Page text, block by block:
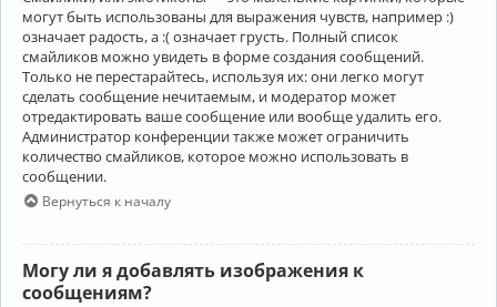
могут быть использованы для выражения чувств, например :)
означает радость, а :( означает грусть. Полный список
смайликов можно увидеть в форме создания сообщений.
Только не перестарайтесь, используя их: они легко могут
сделать сообщение нечитаемым, и модератор может
отредактировать ваше сообщение или вообще удалить его.
Администратор конференции также может ограничить
количество смайликов, которое можно использовать в
сообщении.
Вернуться к началу
Могу ли я добавлять изображения к
сообщениям?